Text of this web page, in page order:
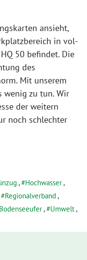
ansieht,
in vol­
50 befin­det. Die
des
Mit unse­rem
wenig zu tun. Wir
der wei­tern
noch schlech­ter
, Hochwasser,
Regionalverband ,
, Umwelt,